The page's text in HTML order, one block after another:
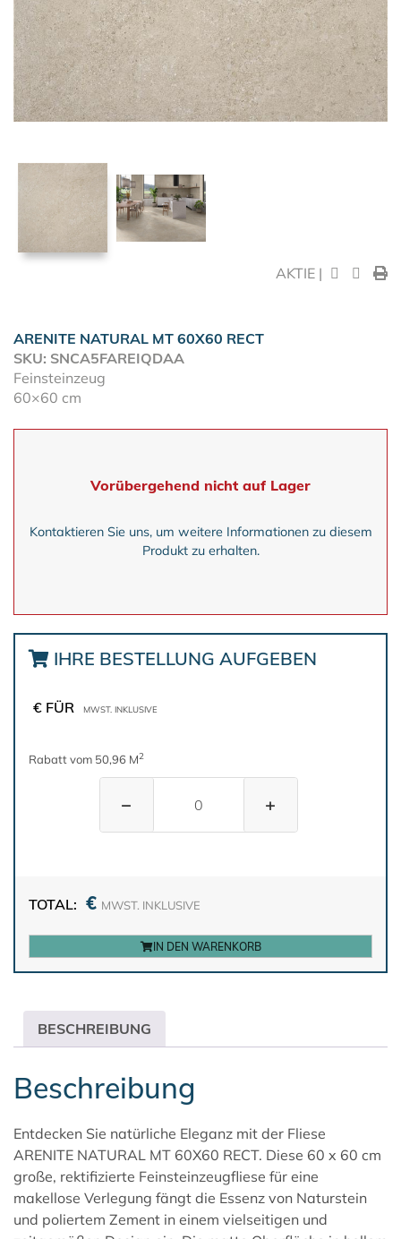
AKTIE |
ARENITE NATURAL MT 60X60 RECT
SKU: SNCA5FAREIQDAA
Feinsteinzeug
60×60 cm
Vorübergehend nicht auf Lager
Kontaktieren Sie uns, um weitere Informationen zu diesem
Produkt zu erhalten.
IHRE BESTELLUNG AUFGEBEN
€ FÜR MWST. INKLUSIVE
Rabatt vom 50,96 M2
− +
TOTAL: € MWST. INKLUSIVE
IN DEN WARENKORB
BESCHREIBUNG
Beschreibung
Entdecken Sie natürliche Eleganz mit der Fliese
ARENITE NATURAL MT 60X60 RECT. Diese 60 x 60 cm
große, rektifizierte Feinsteinzeugfliese für eine
makellose Verlegung fängt die Essenz von Naturstein
und poliertem Zement in einem vielseitigen und